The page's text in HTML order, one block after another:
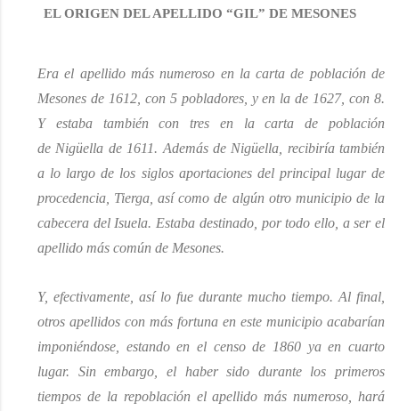
EL ORIGEN DEL APELLIDO “GIL” DE MESONES
Era el apellido más numeroso en la carta de población de
Mesones de 1612, con 5 pobladores, y en la de 1627, con 8.
Y estaba también con tres en la carta de población
de Nigüella de 1611. Además de Nigüella , recibiría también
a lo largo de los siglos aportaciones del principal lugar de
procedencia, Tierga , así como de algún otro municipio de la
cabecera del Isuela. Estaba destinado, por todo ello, a ser el
apellido más común de Mesones.
Y, efectivamente, así lo fue durante mucho tiempo. Al final,
otros apellidos con más fortuna en este municipio acabarían
imponiéndose, estando en el censo de 1860 ya en cuarto
lugar. Sin embargo, el haber sido durante los primeros
tiempos de la repoblación el apellido más numeroso, hará